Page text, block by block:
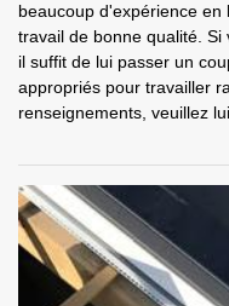
beaucoup d'expérience
travail de bonne qualité. Si
il suffit de lui passer un
appropriés pour travailler
renseignements, veuillez